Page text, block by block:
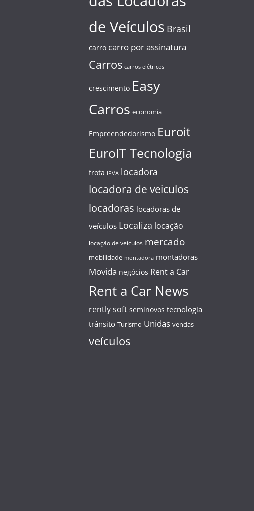
de Veículos Brasil
carro carro por assinatura
Carros carros elétricos
crescimento Easy
Carros economia
Empreendedorismo Euroit
EuroIT Tecnologia
frota IPVA locadora
locadora de veiculos
locadoras locadoras de
veículos Localiza locação
locação de veículos mercado
mobilidade montadora montadoras
Movida negócios Rent a Car
Rent a Car News
rently soft seminovos tecnologia
trânsito Turismo Unidas vendas
veículos